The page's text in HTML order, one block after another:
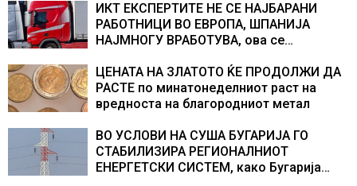
ИКТ ЕКСПЕРТИТЕ НЕ СЕ НАЈБАРАНИ
РАБОТНИЦИ ВО ЕВРОПА, ШПАНИЈА
НАЈМНОГУ ВРАБОТУВА, oва се
година
ЦЕНАТА НА ЗЛАТОТО ЌЕ ПРОДОЛЖИ ДА
РАСТЕ по минатонеделниот раст на
вредноста на благородниот метал
ВО УСЛОВИ НА СУША БУГАРИЈА ГО
СТАБИЛИЗИРА РЕГИОНАЛНИОТ
ЕНЕРГЕТСКИ СИСТЕМ, како Бугарија